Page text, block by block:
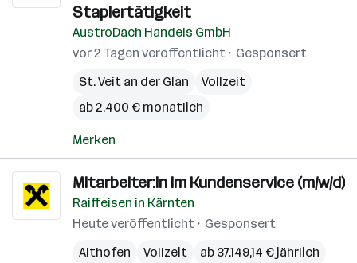
Staplertätigkeit
AustroDach Handels GmbH
vor 2 Tagen veröffentlicht
Gesponsert
St. Veit an der Glan
Vollzeit
ab 2.400 € monatlich
Merken
Mitarbeiter:in im Kundenservice (m/w/d)
Raiffeisen in Kärnten
Heute veröffentlicht
Gesponsert
Althofen
Vollzeit ab 37.149,14 € jährlich